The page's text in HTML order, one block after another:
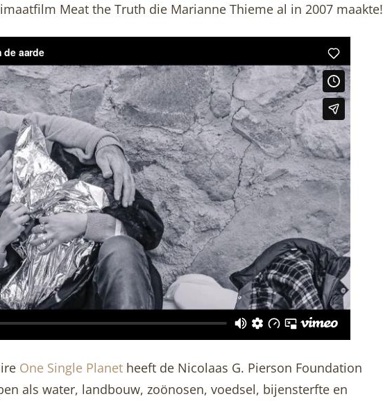
Meat the Truth die Marianne Thieme al in 2007 maakte!
One Single Planetheeft de Nicolaas G. Pierson Foundation
als water, landbouw, zoönosen, voedsel, bijensterfte en